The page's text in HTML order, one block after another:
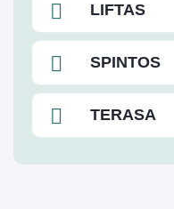
LIFTAS
SPINTOS
TERASA